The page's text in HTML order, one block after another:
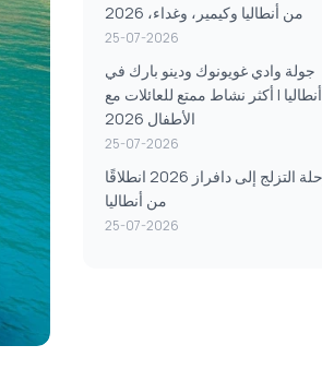
من أنطاليا وكيمير، وغداء، 2026
25-07-2026
جولة وادي غويونوك ودينو بارك في
أنطاليا | أكثر نشاط ممتع للعائلات مع
الأطفال 2026
25-07-2026
رحلة التزلج إلى دافراز 2026 انطلاقًا
من أنطاليا
25-07-2026